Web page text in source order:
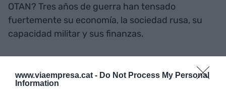
www.viaempresa.cat - Do Not Process My Personal
Information
OTAN? Tres años de guerra han tensado
fuertemente su economía, la sociedad rusa, su
capacidad militar y sus finanzas.
expoliar las generosas reservas de tierras raras